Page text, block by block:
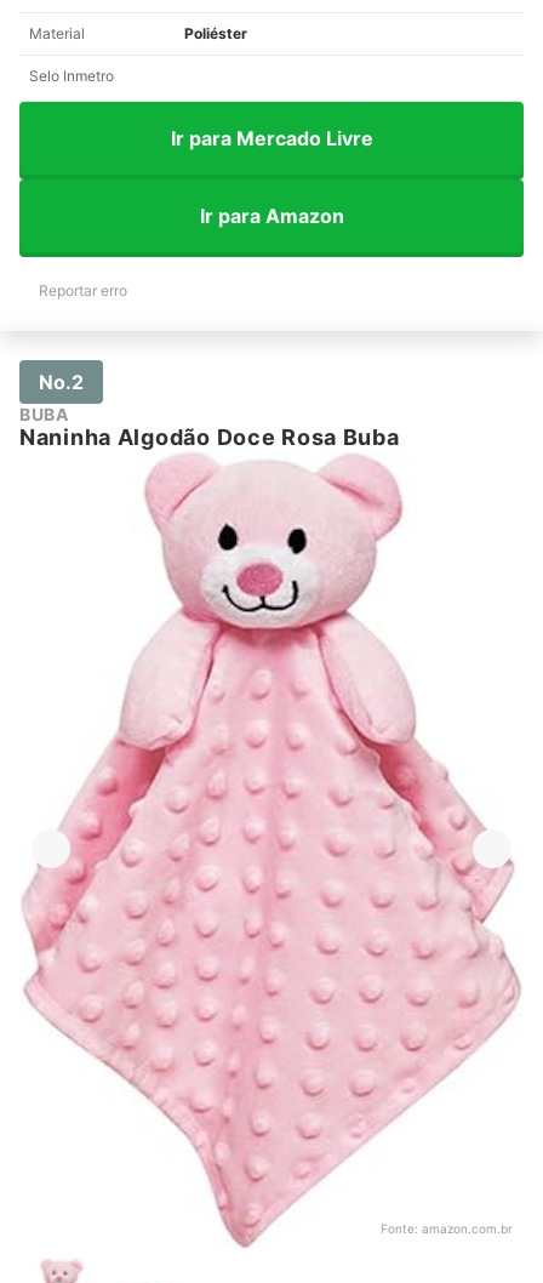
Material Poliéster
Selo Inmetro
Ir para Mercado Livre
Ir para Amazon
Reportar erro
No.2
BUBA
Naninha Algodão Doce Rosa Buba
Fonte: amazon.com.br